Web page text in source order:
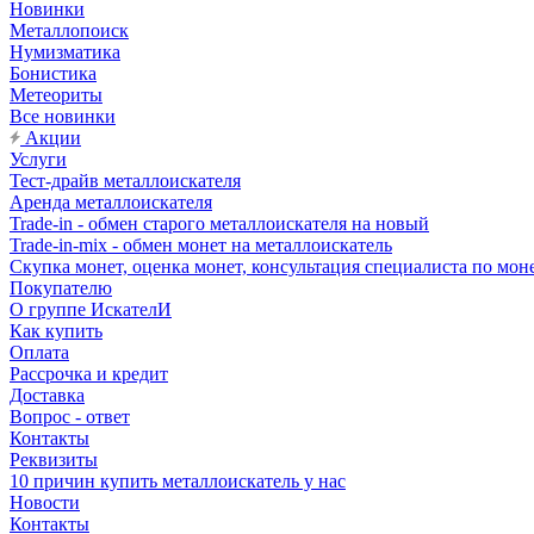
Новинки
Металлопоиск
Нумизматика
Бонистика
Метеориты
Все новинки
Акции
Услуги
Тест-драйв металлоискателя
Аренда металлоискателя
Trade-in - обмен старого металлоискателя на новый
Trade-in-mix - обмен монет на металлоискатель
Скупка монет, оценка монет, консультация специалиста по
Покупателю
О группе ИскателИ
Как купить
Оплата
Рассрочка и кредит
Доставка
Вопрос - ответ
Контакты
Реквизиты
10 причин купить металлоискатель у нас
Новости
Контакты